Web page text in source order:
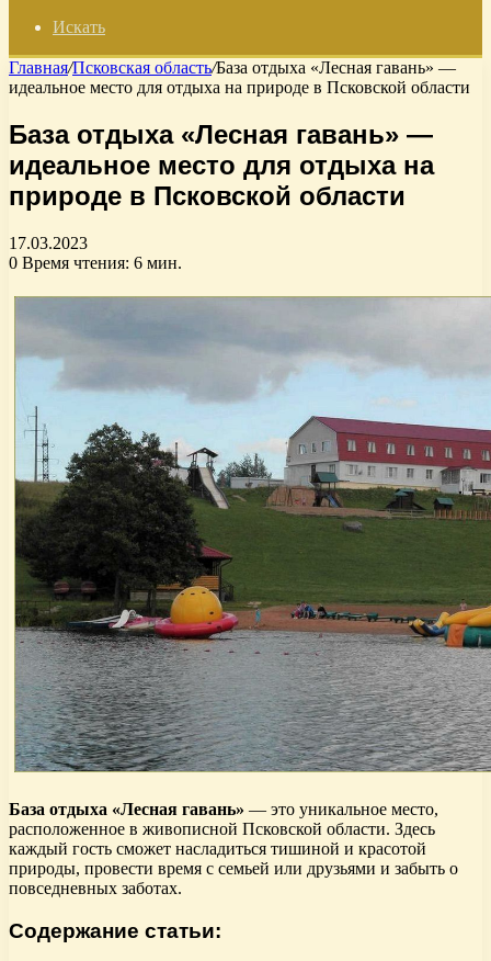
Искать
Главная/Псковская область/База отдыха «Лесная гавань» —
идеальное место для отдыха на природе в Псковской области
База отдыха «Лесная гавань» —
идеальное место для отдыха на
природе в Псковской области
17.03.2023
0 Время чтения: 6 мин.
База отдыха «Лесная гавань» — это уникальное место,
расположенное в живописной Псковской области. Здесь
каждый гость сможет насладиться тишиной и красотой
природы, провести время с семьей или друзьями и забыть о
повседневных заботах.
Содержание статьи: